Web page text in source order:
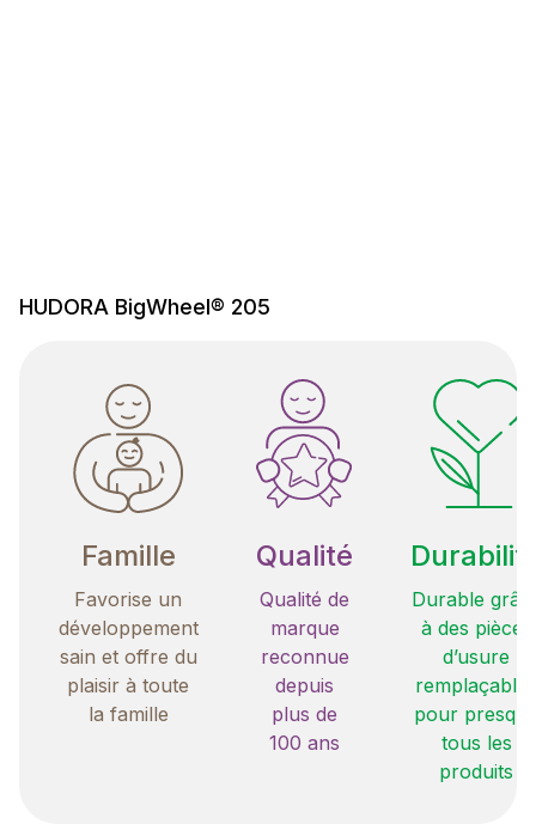
HUDORA BigWheel® 205
Famille
Favorise un
développement
sain et offre du
plaisir à toute
la famille
Qualité
Qualité de
marque
reconnue
depuis
plus de
100 ans
Durable
à des pièces
d’usure
remplaçables
pour
tous les
produits